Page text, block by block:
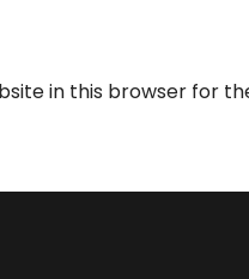
in this browser for